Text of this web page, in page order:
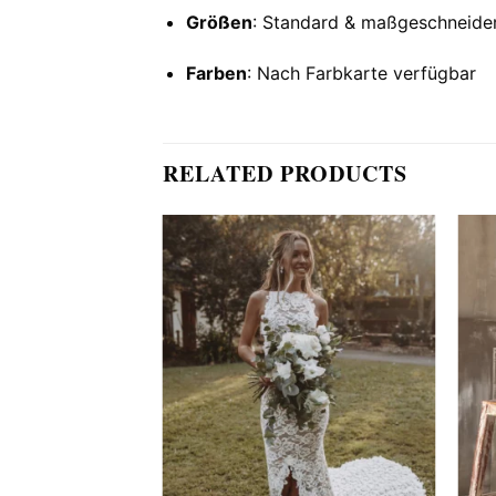
Größen: Standard &
Farben: Nach Farbkarte verfügbar
RELATED PRODUCTS